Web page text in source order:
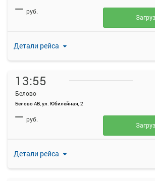
Детали рейса
— руб.
13:55
Белово
Белово АВ, ул. Юбилейная, 2
Детали рейса
— руб.